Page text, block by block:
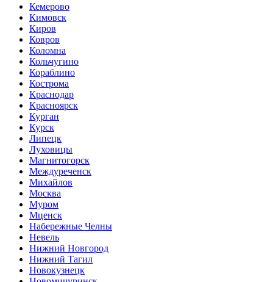
Кемерово
Кимовск
Киров
Ковров
Коломна
Кольчугино
Кораблино
Кострома
Краснодар
Красноярск
Курган
Курск
Липецк
Луховицы
Магнитогорск
Междуреченск
Михайлов
Москва
Муром
Мценск
Набережные Челны
Невель
Нижний Новгород
Нижний Тагил
Новокузнецк